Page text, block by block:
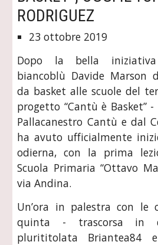
RODRIGUEZ
23 ottobre 2019
Dopo la bella
biancoblù Davide Marson
da basket alle scuole del
progetto “Cantù è Basket”
Pallacanestro Cantù e dal
ha avuto ufficialmente
odierna, con la prima
Scuola Primaria “Ottavo
via Andina.
Un’ora in palestra con le
quinta - trascorsa in
plurititolata Briantea84 e